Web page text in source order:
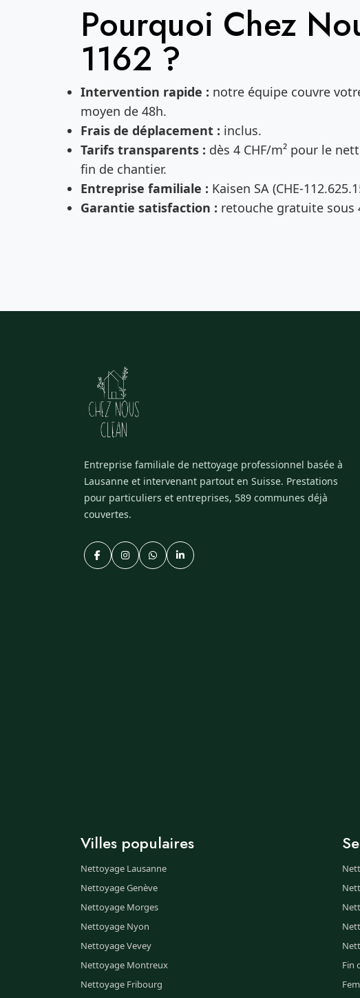
Pourquoi Chez
1162 ?
Intervention rapide : notre équipe couvre
moyen de 48h.
Frais de déplacement : inclus.
Tarifs transparents : dès 4 CHF/m² pour le
fin de chantier.
Entreprise familiale : Kaisen SA (CHE-
Garantie satisfaction : retouche gratuite sous
Entreprise familiale de nettoyage professionnel basée à
Lausanne et intervenant partout en Suisse. Prestations
pour particuliers et entreprises, 589 communes déjà
couvertes.
Villes populaires
Nettoyage Lausanne
Nettoyage Genève
Nettoyage Morges
Nettoyage Nyon
Nettoyage Vevey
Nettoyage Montreux
Nettoyage Fribourg
Fin